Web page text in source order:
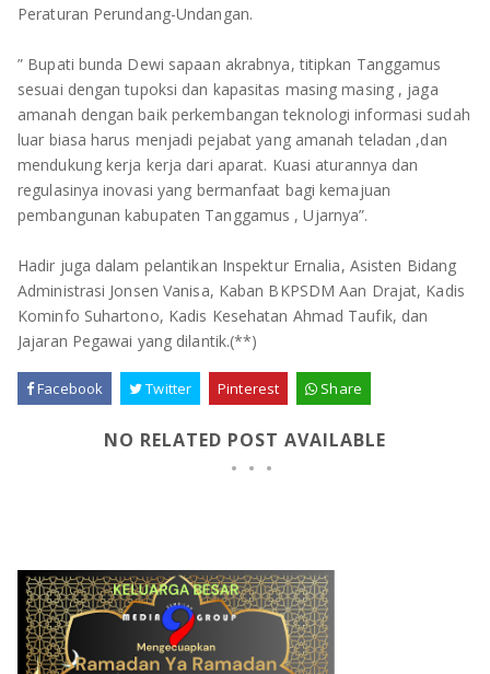
Peraturan Perundang-Undangan.
” Bupati bunda Dewi sapaan akrabnya, titipkan Tanggamus
sesuai dengan tupoksi dan kapasitas masing masing , jaga
amanah dengan baik perkembangan teknologi informasi sudah
luar biasa harus menjadi pejabat yang amanah teladan ,dan
mendukung kerja kerja dari aparat. Kuasi aturannya dan
regulasinya inovasi yang bermanfaat bagi kemajuan
pembangunan kabupaten Tanggamus , Ujarnya”.
Hadir juga dalam pelantikan Inspektur Ernalia, Asisten Bidang
Administrasi Jonsen Vanisa, Kaban BKPSDM Aan Drajat, Kadis
Kominfo Suhartono, Kadis Kesehatan Ahmad Taufik, dan
Jajaran Pegawai yang dilantik.(**)
Facebook Twitter Pinterest Share
NO RELATED POST AVAILABLE